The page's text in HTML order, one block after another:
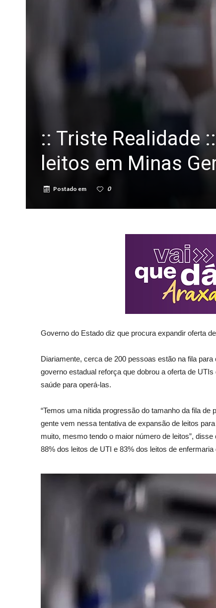
:: Triste Realidade
leitos em Minas
Postado em 0
Governo do Estado diz que procura expandir oferta
Diariamente, cerca de 200 pessoas estão na fila
governo estadual reforça que dobrou a oferta de
saúde para operá-las.
“Temos uma nítida progressão do tamanho da fila
gente vem nessa tentativa de expansão de leitos
muito, mesmo tendo o maior número de leitos”,
88% dos leitos de UTI e 83% dos leitos de